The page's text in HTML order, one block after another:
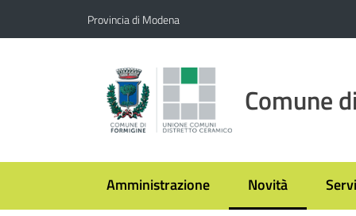
Provincia di Modena
Comune
Amministrazione Novità
Menu selezionato